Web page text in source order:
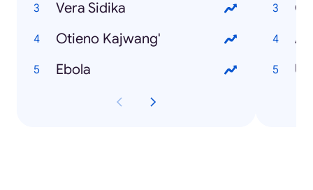
Vera Sidika
Otieno Kajwang'
Ebola